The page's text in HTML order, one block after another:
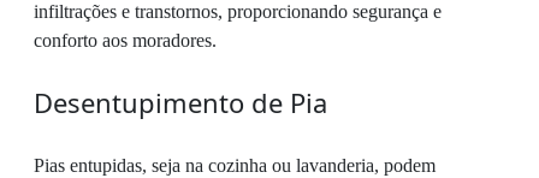
infiltrações e transtornos, proporcionando segurança e
conforto aos moradores.
Desentupimento de Pia
Pias entupidas, seja na cozinha ou lavanderia, podem